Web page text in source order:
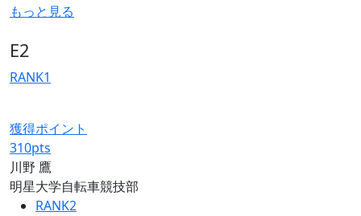
もっと見る
E2
RANK1
獲得ポイント
310pts
川野 鷹
明星大学自転車競技部
RANK2